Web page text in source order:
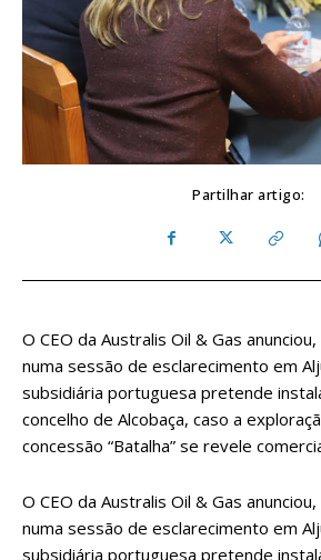
Partilhar artigo:
O CEO da Australis Oil & Gas
numa sessão de esclarecimento em
subsidiária portuguesa pretende
concelho de Alcobaça, caso a
concessão “Batalha” se revele
O CEO da Australis Oil & Gas
numa sessão de esclarecimento em
subsidiária portuguesa pretende